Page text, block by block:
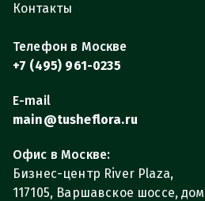
Контакты
Телефон в Москве
+7 (495) 961-0235
E-mail
main@tusheflora.ru
Офис в Москве:
Бизнес-центр River Plaza,
117105, Варшавское шоссе,